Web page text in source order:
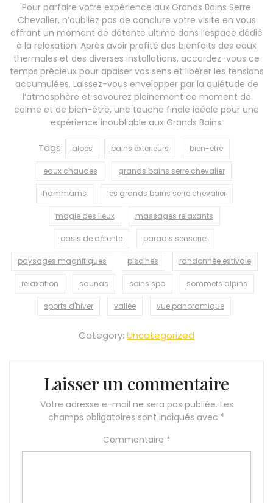
Pour parfaire votre expérience aux Grands Bains Serre
Chevalier, n’oubliez pas de conclure votre visite en vous
offrant un moment de détente ultime dans l’espace dédié
à la relaxation. Après avoir profité des bienfaits des eaux
thermales et des diverses installations, accordez-vous ce
temps précieux pour apaiser vos sens et libérer les tensions
accumulées. Laissez-vous envelopper par la quiétude de
l’atmosphère et savourez pleinement ce moment de
calme et de bien-être, une touche finale idéale pour une
expérience inoubliable aux Grands Bains.
Tags: alpes bains extérieurs bien-être
eaux chaudes grands bains serre chevalier
hammams les grands bains serre chevalier
magie des lieux massages relaxants
oasis de détente paradis sensoriel
paysages magnifiques piscines randonnée estivale
relaxation saunas soins spa sommets alpins
sports d'hiver vallée vue panoramique
Category: Uncategorized
Laisser un commentaire
Votre adresse e-mail ne sera pas publiée. Les
champs obligatoires sont indiqués avec *
Commentaire *